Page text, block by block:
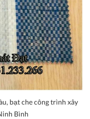
bạt che công trình xây
Bình